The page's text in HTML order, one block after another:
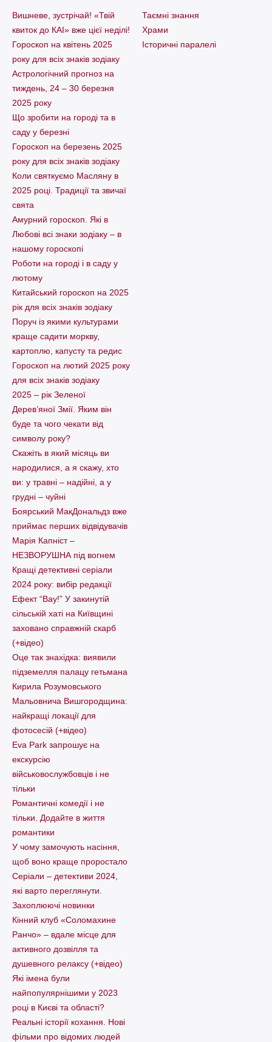
Вишневе, зустрічай! «Твій
квиток до КАІ» вже цієї неділі!
Гороскоп на квітень 2025
року для всіх знаків зодіаку
Астрологічний прогноз на
тиждень, 24 – 30 березня
2025 року
Що зробити на городі та в
саду у березні
Гороскоп на березень 2025
року для всіх знаків зодіаку
Коли святкуємо Масляну в
2025 році. Традиції та звичаї
свята
Амурний гороскоп. Які в
Любові всі знаки зодіаку – в
нашому гороскопі
Pоботи на городі і в саду у
лютому
Китайський гороскоп на 2025
рік для всіх знаків зодіаку
Поруч із якими культурами
краще садити моркву,
картоплю, капусту та редис
Гороскоп на лютий 2025 року
для всіх знаків зодіаку
2025 – рік Зеленої
Дерев’яної Змії. Яким він
буде та чого чекати від
символу року?
Скажіть в який місяць ви
народилися, а я скажу, хто
ви: у травні – надійні, а у
грудні – чуйні
Боярський МакДональдз вже
приймає перших відвідувачів
Марія Капніст –
НЕЗВОРУШНА під вогнем
Кращі детективні серіали
2024 року: вибір редакції
Ефект “Вау!” У закинутій
сільській хаті на Київщині
заховано справжній скарб
(+відео)
Оце так знахідка: виявили
підземелля палацу гетьмана
Кирила Розумовського
Мальовнича Вишгородщина:
найкращі локації для
фотосесій (+відео)
Eva Park запрошує на
екскурсію
військовослужбовців і не
тільки
Романтичні комедії і не
тільки. Додайте в життя
романтики
У чому замочують насіння,
щоб воно краще проростало
Серіали – детективи 2024,
які варто пеpеглянути.
Захоплюючі новинки
Кінний клуб «Соломахине
Ранчо» – вдале місце для
активного дозвілля та
душевного релаксу (+відео)
Які імена були
найпопулярнішими у 2023
році в Києві та області?
Реальні історії кохання. Нові
фільми про відомих людей
Таємні знання
Храми
Історичні паралелі